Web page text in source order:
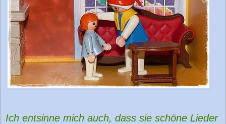
Ich entsinne mich auch, dass sie schöne Lieder